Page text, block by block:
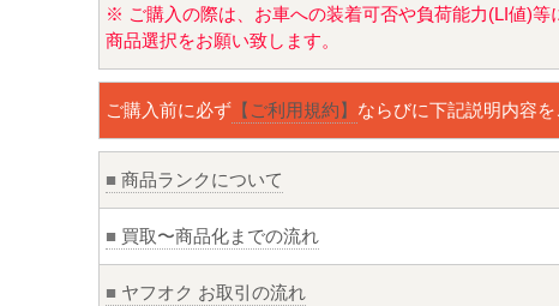
※ ご購入の際は、お車への装着可否や負荷能力(LI値)
商品選択をお願い致します。
ご購入前に必ず 【ご利用規約】 ならびに下記説明内容を
■ 商品ランクについて
■ 買取〜商品化までの流れ
■ ヤフオク お取引の流れ